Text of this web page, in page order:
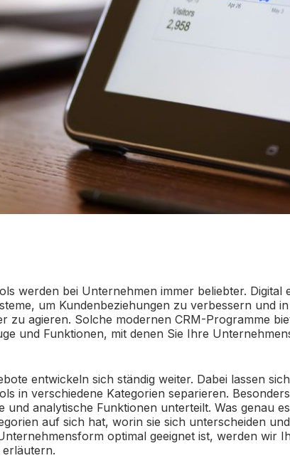
werden bei Unternehmen immer beliebter.
um Kundenbeziehungen zu verbessern und
zu agieren. Solche modernen CRM-Programme
und Funktionen, mit denen Sie Ihre
entwickeln sich ständig weiter. Dabei lassen
in verschiedene Kategorien separieren.
und analytische Funktionen unterteilt. Was genau
auf sich hat, worin sie sich unterscheiden
optimal geeignet ist, werden wir